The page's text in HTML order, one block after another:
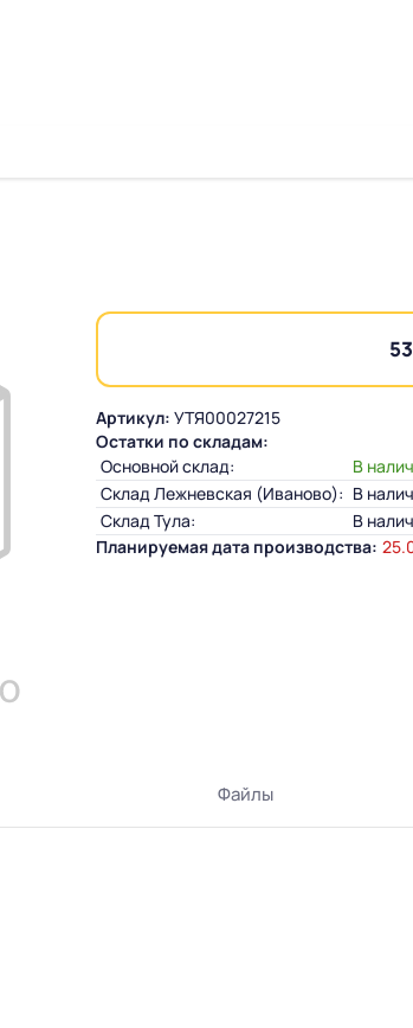
Артикул: УТЯ00027215
Остатки по складам:
Основной склад:
В
Склад Лежневская (Иваново): В
Склад Тула:
В
Планируемая дата производства:
Файлы